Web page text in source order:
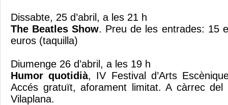
Dissabte, 25 d’abril, a les 21 h
The Beatles Show. Preu de les entrades: 15
euros (taquilla)
Diumenge 26 d’abril, a les 19 h
Humor quotidià, IV Festival d’Arts
Accés gratuït, aforament limitat. A càrrec del
Vilaplana.